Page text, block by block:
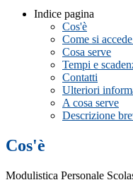
Indice pagina
Cos'è
Come si
Cosa serve
Tempi e
Contatti
Ulteriori
A cosa serve
Descrizione
Cos'è
Modulistica Personale